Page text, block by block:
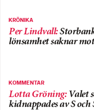
KRÖNIKA
Per Lindvall:
lönsamhet saknar
KOMMENTAR
Lotta Gröning: Valet
kidnappades av S och